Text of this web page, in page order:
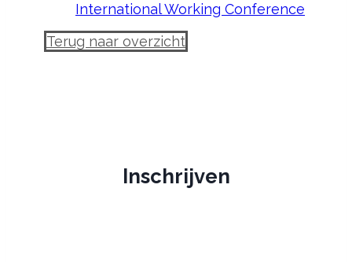
International Working Conference
Terug naar overzicht
Inschrijven